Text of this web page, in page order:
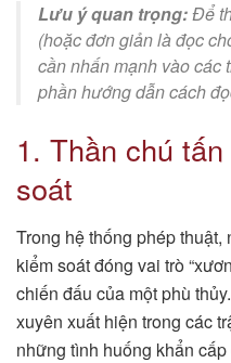
Lưu ý quan trọng:Để
(hoặc đơn giản là đọc
cần nhấn mạnh vào các
phần hướng dẫn cách
1. Thần chú
soát
Trong hệ thống phép
kiểm soát đóng vai trò
chiến đấu của một phù
xuyên xuất hiện trong các
những tình huống khẩn